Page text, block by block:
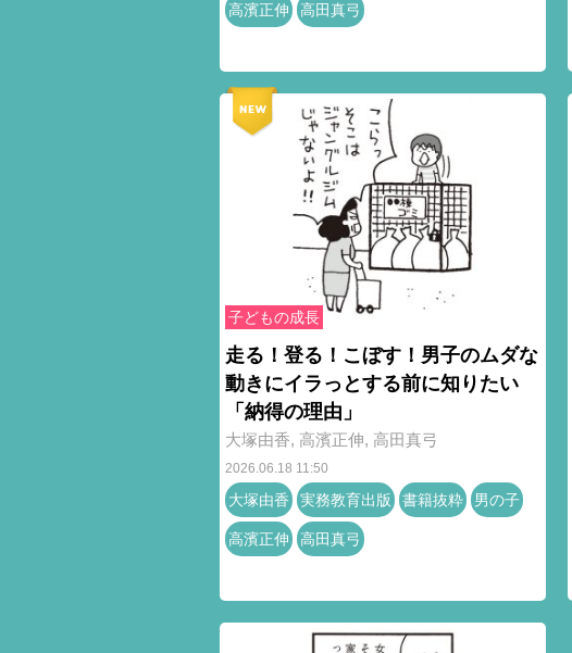
高濱正伸 高田真弓
子どもの成長
走る！登る！こぼす！男子のムダな
動きにイラっとする前に知りたい
「納得の理由」
大塚由香, 高濱正伸, 高田真弓
2026.06.18 11:50
大塚由香 実務教育出版 書籍抜粋 男の子
高濱正伸 高田真弓